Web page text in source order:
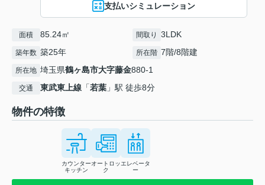
支払いシミュレーション
面積 85.24㎡ 間取り 3LDK
築年数 築25年 所在階 7階/8階建
所在地 埼玉県鶴ヶ島市大字藤金880-1
交通 東武東上線 「若葉 」駅 徒歩8分
物件の特徴
カウンター
キッチン
オートロッ
ク
エレベータ
ー